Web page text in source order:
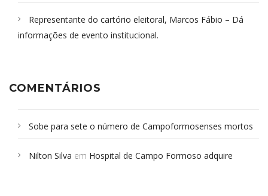
Representante do cartório eleitoral, Marcos Fábio – Dá
informações de evento institucional.
COMENTÁRIOS
Sobe para sete o número de Campoformosenses mortos
Campoformosenses que morreram em desabamentos são
Nilton Silva em Hospital de Campo Formoso adquire